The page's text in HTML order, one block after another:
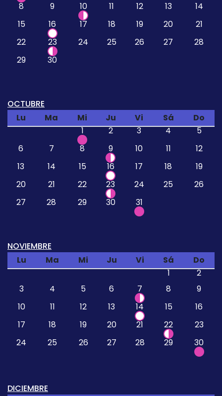
8
9 10 11 12 13
14
15
16 17 18 19 20
21
22
23 24 25 26 27
28
29
30
OCTUBRE
Lu
Ma Mi Ju Vi Sá
Do
1
2 3 4
5
6
7 8 9 10 11
12
13
14 15 16 17 18
19
20
21 22 23 24 25
26
27
28 29 30 31
NOVIEMBRE
Lu
Ma Mi Ju Vi Sá
Do
1
2
3
4 5 6 7 8
9
10
11 12 13 14 15
16
17
18 19 20 21 22
23
24
25 26 27 28 29 30
DICIEMBRE